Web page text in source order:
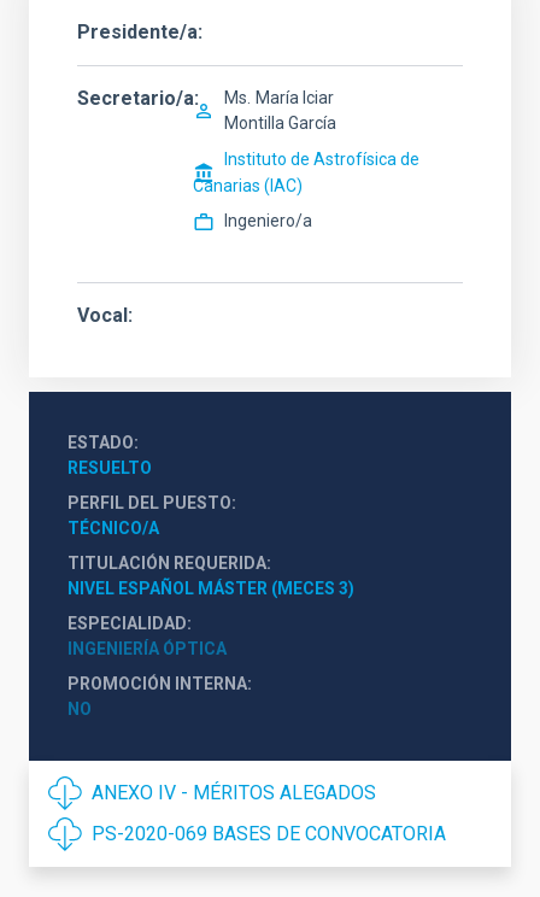
Presidente/a
Secretario/a Ms.
María Iciar
Montilla García
Instituto de Astrofísica de
Canarias (IAC)
Ingeniero/a
Vocal
ESTADO
RESUELTO
PERFIL DEL PUESTO
TÉCNICO/A
TITULACIÓN REQUERIDA
NIVEL ESPAÑOL MÁSTER (MECES 3)
ESPECIALIDAD
INGENIERÍA ÓPTICA
PROMOCIÓN INTERNA
NO
ANEXO IV - MÉRITOS ALEGADOS
PS-2020-069 BASES DE CONVOCATORIA